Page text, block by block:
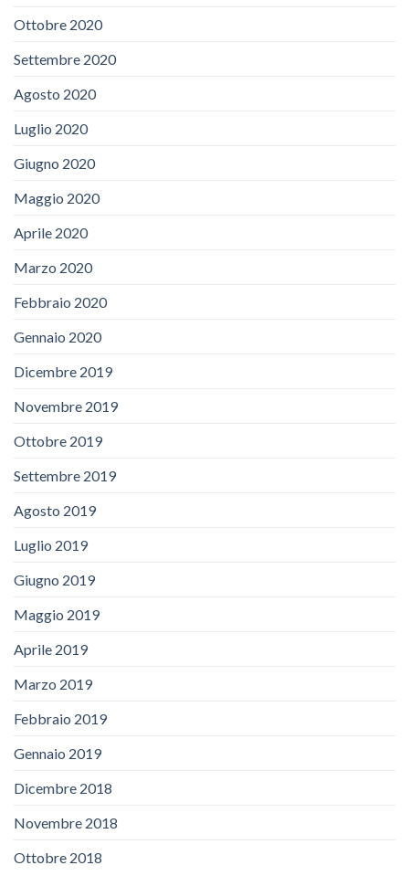
Ottobre 2020
Settembre 2020
Agosto 2020
Luglio 2020
Giugno 2020
Maggio 2020
Aprile 2020
Marzo 2020
Febbraio 2020
Gennaio 2020
Dicembre 2019
Novembre 2019
Ottobre 2019
Settembre 2019
Agosto 2019
Luglio 2019
Giugno 2019
Maggio 2019
Aprile 2019
Marzo 2019
Febbraio 2019
Gennaio 2019
Dicembre 2018
Novembre 2018
Ottobre 2018